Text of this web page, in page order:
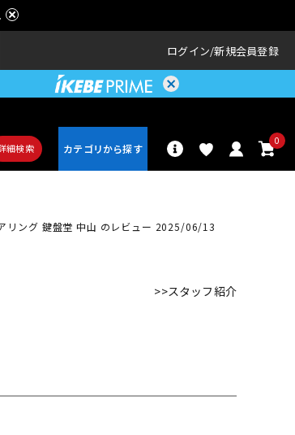
ログイン 新規会員登録
細検索
0
パーカッショ
リ
リング 鍵盤堂 中山 のレビュー 2025/06/13
>>スタッフ紹介